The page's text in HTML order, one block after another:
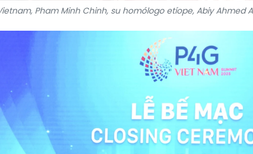
Pham Minh Chinh, su homólogo etíope, Abiy Ahmed